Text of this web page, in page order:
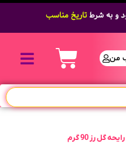
و به شرطتاریخ مناسب
من